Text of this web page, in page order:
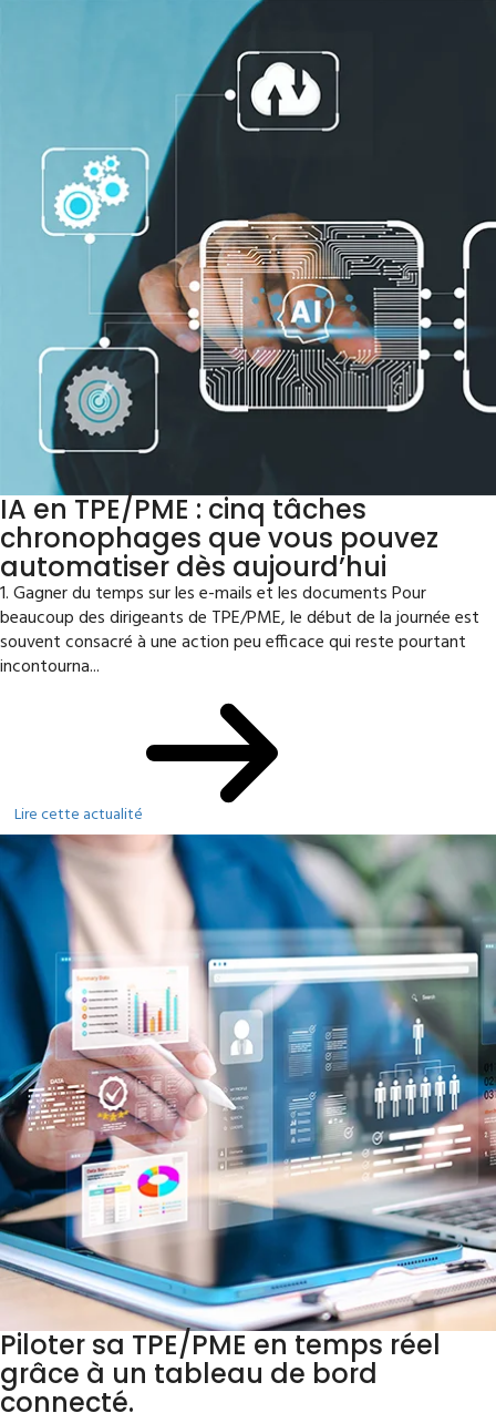
IA en TPE/PME : cinq tâches
chronophages que vous pouvez
automatiser dès aujourd’hui
1. Gagner du temps sur les e-mails et les documents Pour
beaucoup des dirigeants de TPE/PME, le début de la journée est
souvent consacré à une action peu efficace qui reste pourtant
incontourna...
Lire cette actualité
Piloter sa TPE/PME en temps réel
grâce à un tableau de bord
connecté.